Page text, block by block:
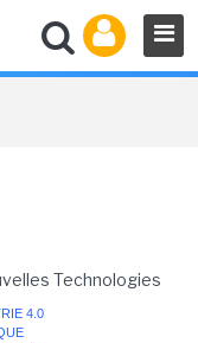
Technologies
4.0